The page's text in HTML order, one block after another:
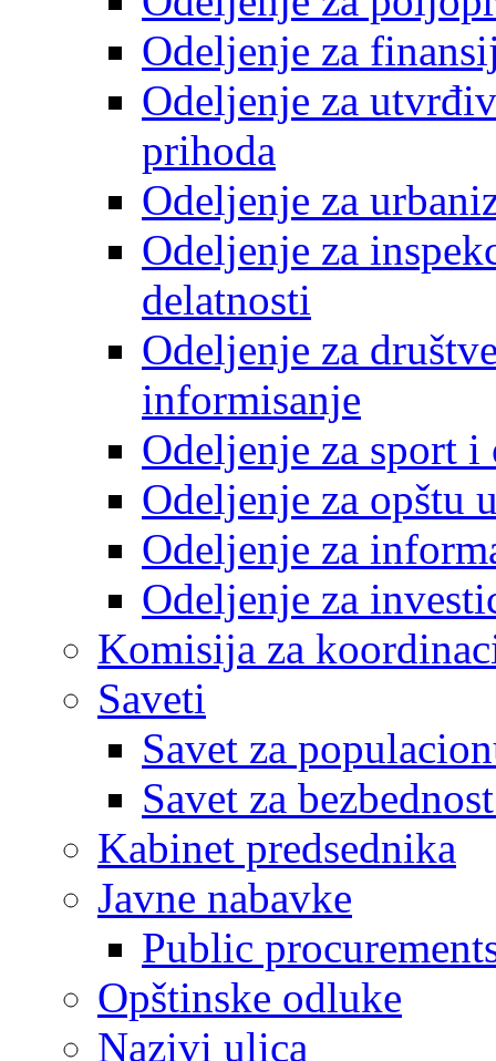
Odeljenje za
Odeljenje za
prihoda
Odeljenje za
Odeljenje za
delatnosti
Odeljenje za
informisanje
Odeljenje za sport
Odeljenje za opštu
Odeljenje za
Odeljenje za
Komisija za
Saveti
Savet za
Savet za
Kabinet predsednika
Javne nabavke
Public
Opštinske odluke
Nazivi ulica